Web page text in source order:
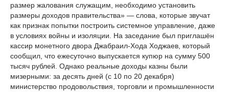
размер жалования служащим, необходимо установить
размеры доходов правительства» — слова, которые звучат
как признак попытки построить системное управление, даже
в условиях войны и изоляции. На заседание был приглашён
кассир монетного двора Джабраил-Хода Ходжаев, который
сообщил, что ежесуточно выпускается купюр на сумму 500
тысяч рублей. Однако реальные доходы казны были
мизерными: за десять дней (с 10 по 20 декабря)
министерство продовольствия, торговли и промышленности